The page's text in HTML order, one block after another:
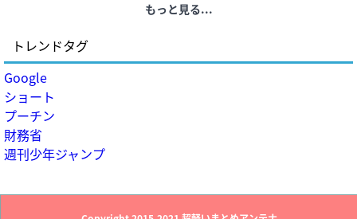
もっと見る...
トレンドタグ
Google
ショート
プーチン
財務省
週刊少年ジャンプ